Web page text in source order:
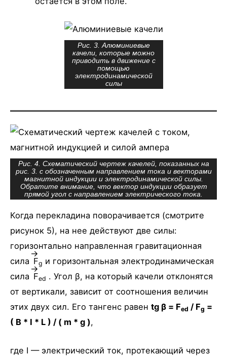
Рис. 3. Алюминиевые
качели, которые можно
приводить в движение с
помощью
электродинамической
силы
Рис. 4. Схематический чертеж качелей, показанных на
рис. 3. с обозначенным направлением тока и векторами
магнитной индукции и электродинамической силы.
Обратите внимание, что вектор индукции образует
прямой угол с направлением электрического тока.
Когда перекладина поворачивается (смотрите
рисунок 5), на нее действуют две силы:
горизонтально направленная гравитационная
сила Fg и горизонтальная электродинамическая
сила Fed . Угол β, на который качели отклонятся
от вертикали, зависит от соотношения величин
этих двух сил. Его тангенс равен tg β = Fed / Fg =
( B * I * L ) / ( m * g ),
где I — электрический ток, протекающий через